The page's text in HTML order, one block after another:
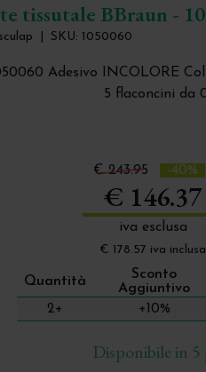
tissutale BBraun -
SKU: 1050060
Adesivo INCOLORE
5 flaconcini da
€ 243.95 -40%
€ 146.37
iva esclusa
€ 178.57 iva inclusa
Quantità
Sconto
Aggiuntivo
2+
+10%
Disponibile in